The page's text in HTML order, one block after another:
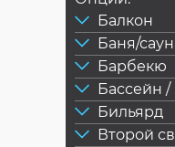
Балкон
Баня/
Барбекю
Бассейн /
Бильярд
Второй